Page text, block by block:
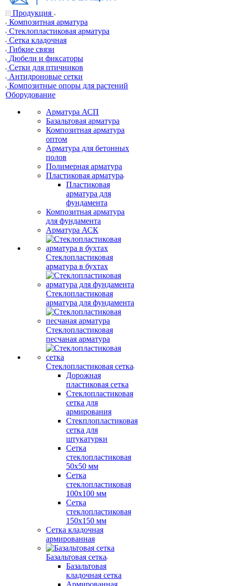
Продукция
Композитная арматура
Cтеклопластиковая арматура
Сетка кладочная
Гибкие связи
Дюбели и фиксаторы
Сетки для птичников
Антидроновые сетки
Композитные опоры для растений
Оборудование
Арматура АСП
Базальтовая арматура
Композитная арматура
оптом
Арматура для бетонных
полов
Полимерная арматура
Пластиковая арматура
Пластиковая
арматура для
фундамента
Композитная арматура
для фундамента
Арматура АСК
Стеклопластиковая
арматура в бухтах
Стеклопластиковая
арматура для фундамента
Стеклопластиковая
песчаная арматура
Стеклопластиковая сетка
Дорожная
пластиковая сетка
Стеклопластиковая
сетка для
армирования
Стекплопластиковая
сетка для
штукатурки
Сетка
стеклопластиковая
50x50 мм
Сетка
стеклопластиковая
100x100 мм
Сетка
стеклопластиковая
150x150 мм
Сетка кладочная
армированная
Базальтовая сетка
Базальтовая
кладочная сетка
Армированная